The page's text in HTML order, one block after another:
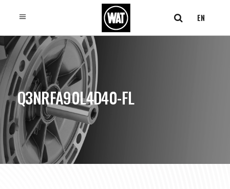
EN
Q3NRFA90L4D40-FL